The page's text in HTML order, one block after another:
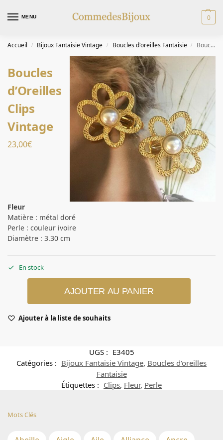
MENU 0
Accueil / Bijoux Fantaisie Vintage / Boucles d'oreilles Fantaisie / Boucles d’Oreilles Clips Vintage
Boucles
d’Oreilles
Clips
Vintage
23,00€
Fleur
Matière : métal doré
Perle : couleur ivoire
Diamètre : 3.30 cm
En stock
AJOUTER AU PANIER
Ajouter à la liste de souhaits
UGS : E3405
Catégories : Bijoux Fantaisie Vintage, Boucles d'oreilles
Fantaisie
Étiquettes : Clips, Fleur, Perle
Mots Clés